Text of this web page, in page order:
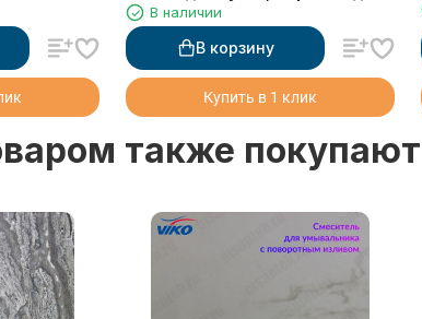
питьевой воды, бежевый
мрамор
В наличии
В корзину
Купить в 1 клик
также покупают